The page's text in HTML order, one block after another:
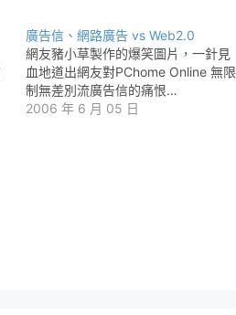
廣告信、網路廣告 vs Web2.0
網友豬小草製作的爆笑圖片，一針見
血地道出網友對PChome Online 無限
制無差別流廣告信的痛恨…
2006 年 6 月 05 日